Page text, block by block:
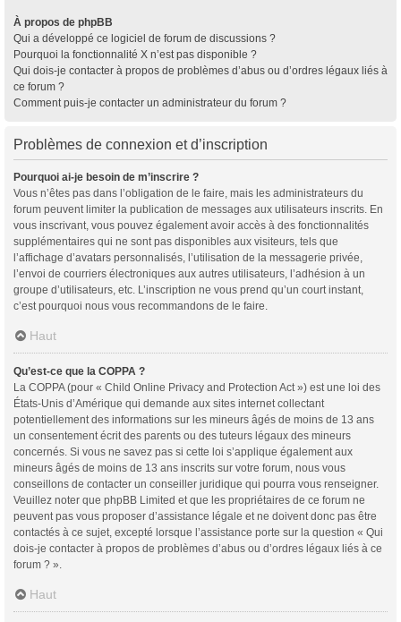
À propos de phpBB
Qui a développé ce logiciel de forum de discussions ?
Pourquoi la fonctionnalité X n’est pas disponible ?
Qui dois-je contacter à propos de problèmes d’abus ou d’ordres légaux liés à
ce forum ?
Comment puis-je contacter un administrateur du forum ?
Problèmes de connexion et d’inscription
Pourquoi ai-je besoin de m’inscrire ?
Vous n’êtes pas dans l’obligation de le faire, mais les administrateurs du
forum peuvent limiter la publication de messages aux utilisateurs inscrits. En
vous inscrivant, vous pouvez également avoir accès à des fonctionnalités
supplémentaires qui ne sont pas disponibles aux visiteurs, tels que
l’affichage d’avatars personnalisés, l’utilisation de la messagerie privée,
l’envoi de courriers électroniques aux autres utilisateurs, l’adhésion à un
groupe d’utilisateurs, etc. L’inscription ne vous prend qu’un court instant,
c’est pourquoi nous vous recommandons de le faire.
Haut
Qu’est-ce que la COPPA ?
La COPPA (pour « Child Online Privacy and Protection Act ») est une loi des
États-Unis d’Amérique qui demande aux sites internet collectant
potentiellement des informations sur les mineurs âgés de moins de 13 ans
un consentement écrit des parents ou des tuteurs légaux des mineurs
concernés. Si vous ne savez pas si cette loi s’applique également aux
mineurs âgés de moins de 13 ans inscrits sur votre forum, nous vous
conseillons de contacter un conseiller juridique qui pourra vous renseigner.
Veuillez noter que phpBB Limited et que les propriétaires de ce forum ne
peuvent pas vous proposer d’assistance légale et ne doivent donc pas être
contactés à ce sujet, excepté lorsque l’assistance porte sur la question « Qui
dois-je contacter à propos de problèmes d’abus ou d’ordres légaux liés à ce
forum ? ».
Haut